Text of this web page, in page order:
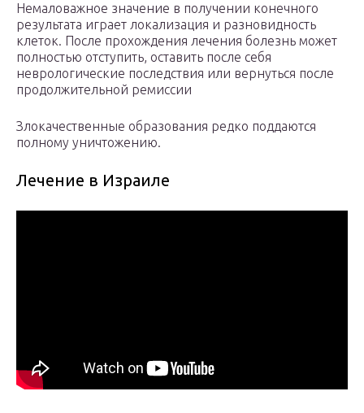
Немаловажное значение в получении конечного
результата играет локализация и разновидность
клеток. После прохождения лечения болезнь может
полностью отступить, оставить после себя
неврологические последствия или вернуться после
продолжительной ремиссии
Злокачественные образования редко поддаются
полному уничтожению.
Лечение в Израиле